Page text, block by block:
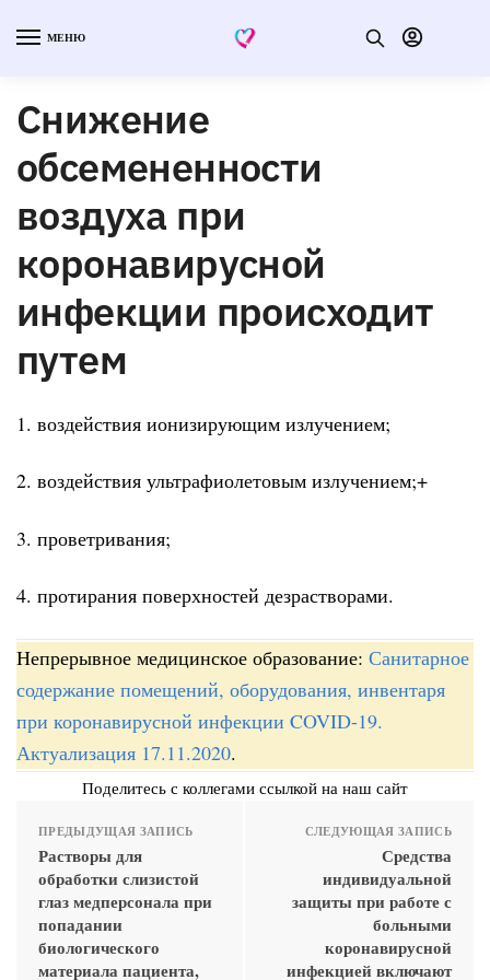
МЕНЮ
Снижение
обсемененности
воздуха при
коронавирусной
инфекции происходит
путем
1. воздействия ионизирующим излучением;
2. воздействия ультрафиолетовым излучением;+
3. проветривания;
4. протирания поверхностей дезрастворами.
Непрерывное медицинское образование: Санитарное
содержание помещений, оборудования, инвентаря
при коронавирусной инфекции COVID-19.
Актуализация 17.11.2020.
Поделитесь с коллегами ссылкой на наш сайт
ПРЕДЫДУЩАЯ ЗАПИСЬ
Растворы для
обработки слизистой
глаз медперсонала при
попадании
биологического
материала пациента,
СЛЕДУЮЩАЯ ЗАПИСЬ
Средства
индивидуальной
защиты при работе с
больными
коронавирусной
инфекцией включают